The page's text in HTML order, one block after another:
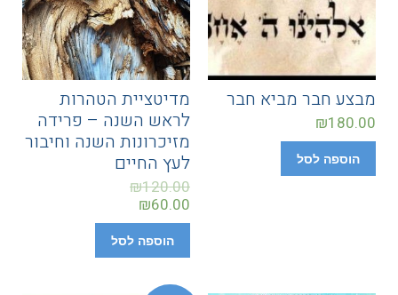
מבצע חבר מביא חבר
₪180.00
הוספה לסל
מדיטציית הטהרות
לראש השנה – פרידה
מזיכרונות השנה וחיבור
לעץ החיים
₪120.00
₪60.00
הוספה לסל